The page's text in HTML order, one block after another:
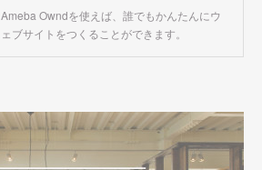
Ameba Owndを使えば、誰でもかんたんにウ
ェブサイトをつくることができます。